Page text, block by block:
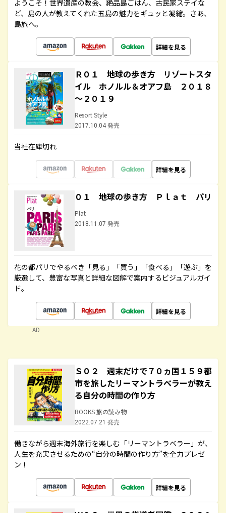
ようこそ！世界遺産の教会、絶品島ごはん、古民家ステイな
ど、島の人が教えてくれた五島の魅力をギュッと凝縮。さあ、
島旅へ。
詳細を見る
Ｒ０１ 地球の歩き方 リゾートスタ
イル ホノルル＆オアフ島 ２０１８
～２０１９
Resort Style
2017.10.04 発売
当社在庫切れ
詳細を見る
０１ 地球の歩き方 Ｐｌａｔ パリ
Plat
2018.11.07 発売
花の都パリでやるべき「見る」「買う」「食べる」「遊ぶ」を
厳選して、豊富な写真と詳細な図解で案内するビジュアルガイ
ド。
詳細を見る
AD
Ｓ０２ 週末だけで７０ヵ国１５９都
市を旅したリーマントラベラーが教え
る自分の時間の作り方
BOOKS 旅の読み物
2022.07.21 発売
働きながら週末海外旅行を楽しむ「リーマントラベラー」が、
人生を充実させるための“自分の時間の作り方”を全力プレゼ
ン！
詳細を見る